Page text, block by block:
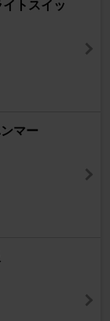
トスイッ
マー